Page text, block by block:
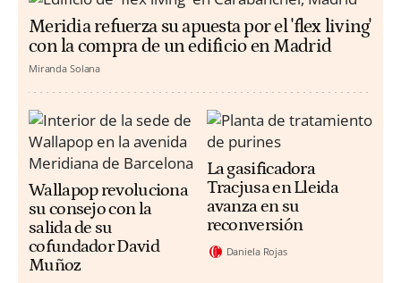
Meridia refuerza su apuesta por el 'flex living'
con la compra de un edificio en Madrid
Miranda Solana
Wallapop revoluciona
su consejo con la
salida de su
cofundador David
Muñoz
La gasificadora
Tracjusa en Lleida
avanza en su
reconversión
Daniela Rojas